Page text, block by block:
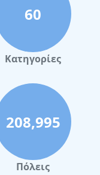
60
Κατηγορίες
208,995
Πόλεις